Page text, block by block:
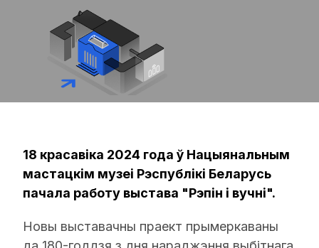
18 красавіка 2024 года ў Нацыянальным
мастацкім музеі Рэспублікі Беларусь
пачала работу выстава "Рэпін і вучні".
Новы выставачны праект прымеркаваны